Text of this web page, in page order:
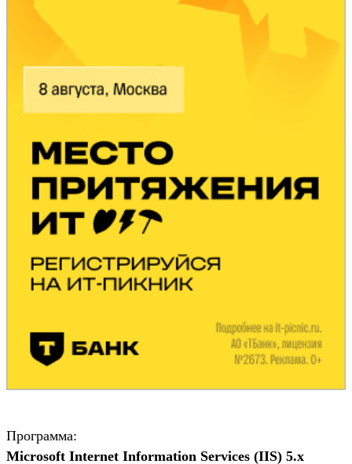
Программа:
Microsoft Internet Information Services (IIS) 5.x